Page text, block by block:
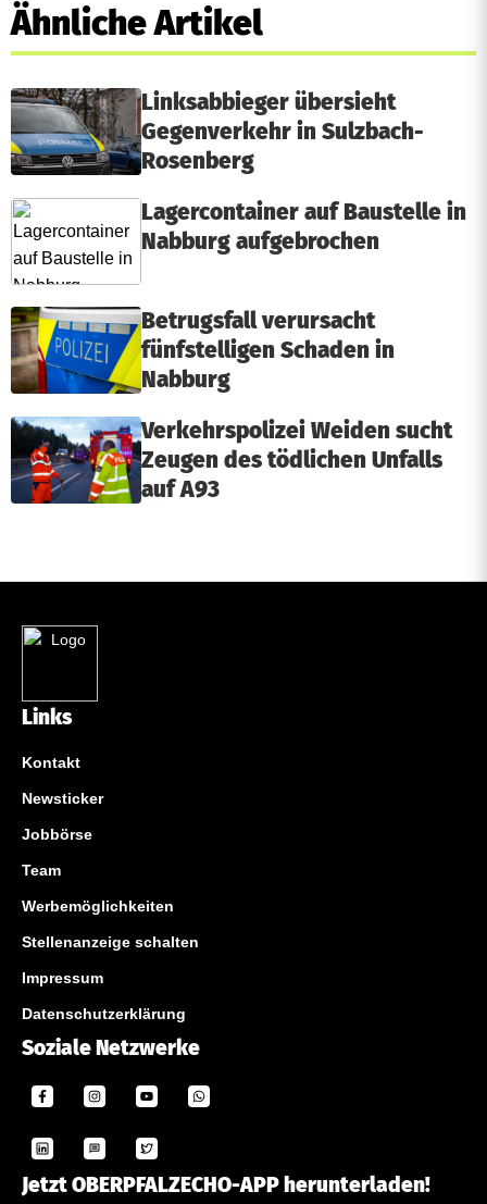
Ähnliche Artikel
Linksabbieger übersieht
Gegenverkehr in Sulzbach-
Rosenberg
Lagercontainer auf Baustelle in
Nabburg aufgebrochen
Betrugsfall verursacht
fünfstelligen Schaden in
Nabburg
Verkehrspolizei Weiden sucht
Zeugen des tödlichen Unfalls
auf A93
Links
Kontakt
Newsticker
Jobbörse
Team
Werbemöglichkeiten
Stellenanzeige schalten
Impressum
Datenschutzerklärung
Soziale Netzwerke
Jetzt OBERPFALZECHO-APP herunterladen!